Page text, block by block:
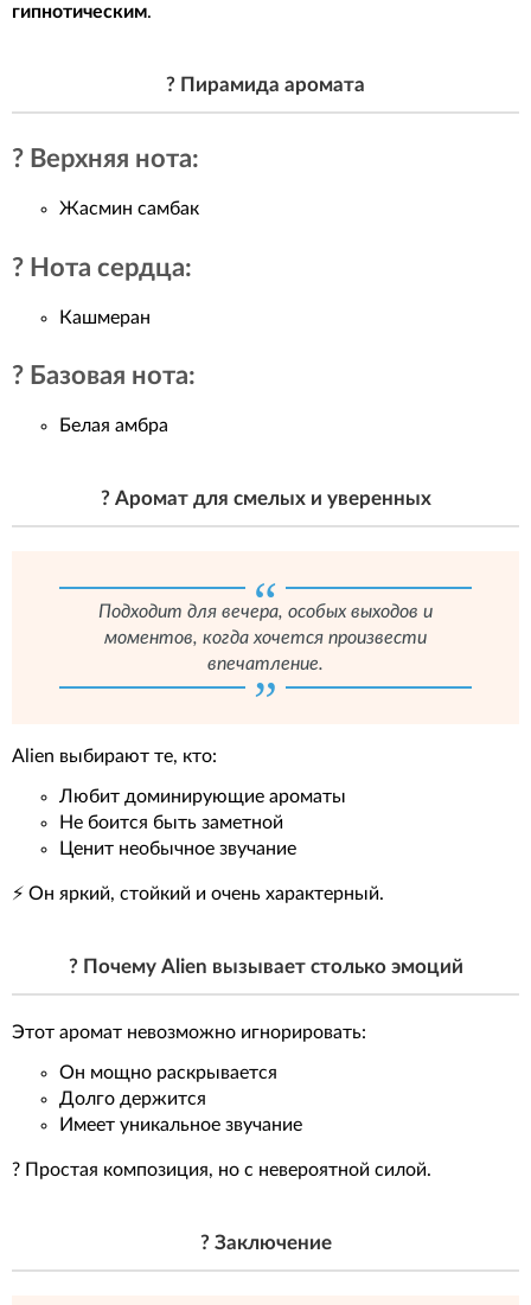
гипнотическим.
? Пирамида аромата
? Верхняя нота:
Жасмин самбак
? Нота сердца:
Кашмеран
? Базовая нота:
Белая амбра
? Аромат для смелых и уверенных
Подходит для вечера, особых выходов и
моментов, когда хочется произвести
впечатление.
Alien выбирают те, кто:
Любит доминирующие ароматы
Не боится быть заметной
Ценит необычное звучание
⚡ Он яркий, стойкий и очень характерный.
? Почему Alien вызывает столько эмоций
Этот аромат невозможно игнорировать:
Он мощно раскрывается
Долго держится
Имеет уникальное звучание
? Простая композиция, но с невероятной силой.
? Заключение